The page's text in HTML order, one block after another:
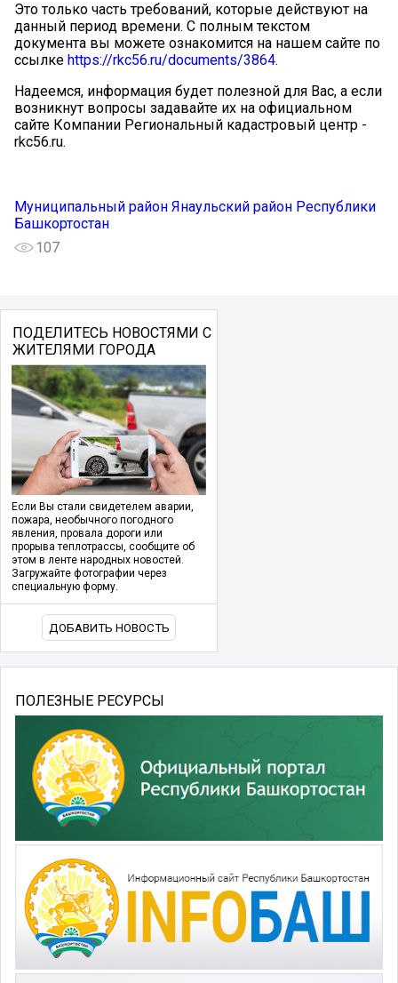
Это только часть требований, которые действуют на
данный период времени. С полным текстом
документа вы можете ознакомится на нашем сайте по
ссылке https://rkc56.ru/documents/3864.
Надеемся, информация будет полезной для Вас, а если
возникнут вопросы задавайте их на официальном
сайте Компании Региональный кадастровый центр -
rkc56.ru.
Муниципальный район Янаульский район Республики
Башкортостан
107
ПОДЕЛИТЕСЬ НОВОСТЯМИ С
ЖИТЕЛЯМИ ГОРОДА
Если Вы стали свидетелем аварии,
пожара, необычного погодного
явления, провала дороги или
прорыва теплотрассы, сообщите об
этом в ленте народных новостей.
Загружайте фотографии через
специальную форму.
ДОБАВИТЬ НОВОСТЬ
ПОЛЕЗНЫЕ РЕСУРСЫ